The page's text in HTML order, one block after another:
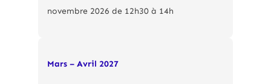
novembre 2026 de 12h30 à 14h
Mars – Avril 2027